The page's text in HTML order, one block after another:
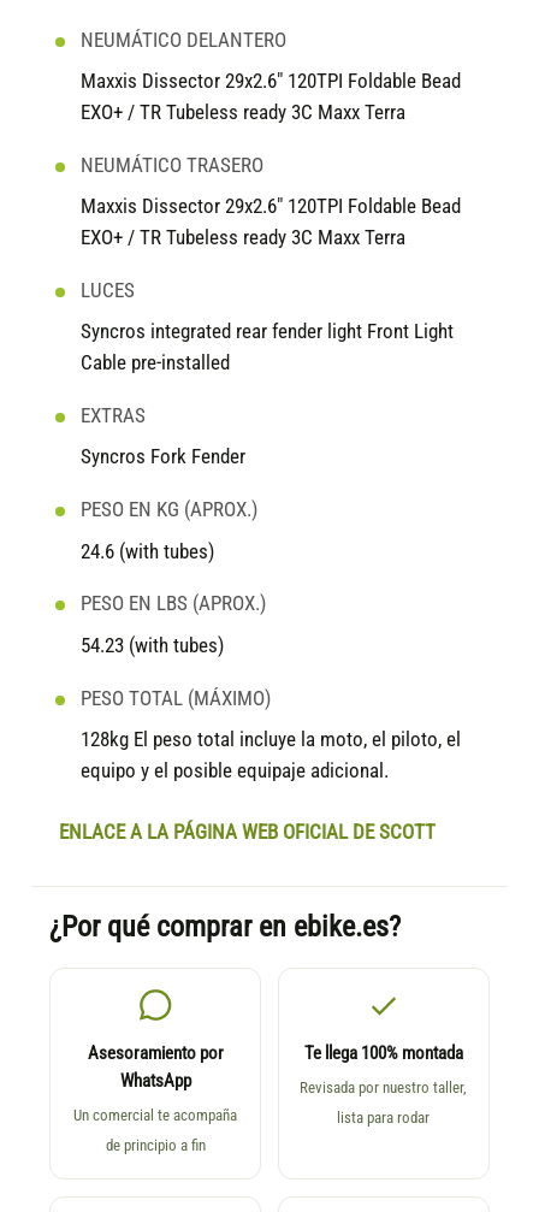
NEUMÁTICO DELANTERO
Maxxis Dissector 29x2.6" 120TPI Foldable Bead
EXO+ / TR Tubeless ready 3C Maxx Terra
NEUMÁTICO TRASERO
Maxxis Dissector 29x2.6" 120TPI Foldable Bead
EXO+ / TR Tubeless ready 3C Maxx Terra
LUCES
Syncros integrated rear fender light Front Light
Cable pre-installed
EXTRAS
Syncros Fork Fender
PESO EN KG (APROX.)
24.6 (with tubes)
PESO EN LBS (APROX.)
54.23 (with tubes)
PESO TOTAL (MÁXIMO)
128kg El peso total incluye la moto, el piloto, el
equipo y el posible equipaje adicional.
ENLACE A LA PÁGINA WEB OFICIAL DE SCOTT
¿Por qué comprar en ebike.es?
Asesoramiento por
WhatsApp
Un comercial te acompaña
de principio a fin
Te llega 100% montada
Revisada por nuestro taller,
lista para rodar